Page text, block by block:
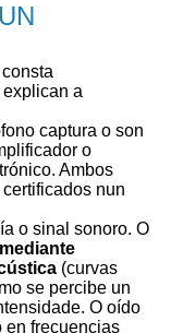
a
captura o son
o
Ambos
nun
o sinal sonoro. O
(curvas
se percibe un
O oído
en frecuencias